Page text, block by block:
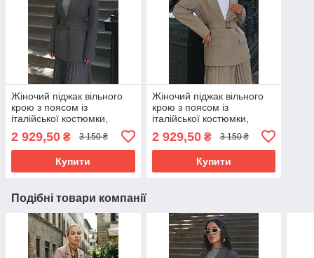
Жіночий піджак вільного
крою з поясом із
італійської костюмки,
2 929,50 ₴ 3 150 ₴
Купити
Жіночий піджак вільного
крою з поясом із
італійської костюмки,
2 929,50₴ 3 150 ₴
Купити
Подібні товари компанії